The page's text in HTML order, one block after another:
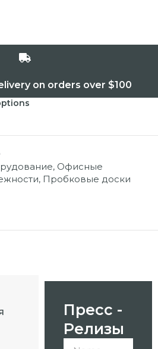
on orders over $100
, Офисные
, Пробковые доски
Пресс -
Релизы